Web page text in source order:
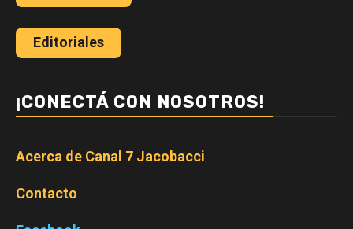
Editoriales
¡CONECTÁ CON NOSOTROS!
Acerca de Canal 7 Jacobacci
Contacto